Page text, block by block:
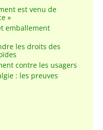
est venu de
»
emballement
les droits des
contre les usagers
: les preuves